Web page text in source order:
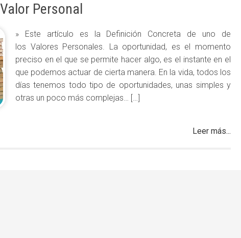
Personal
» Este artículo es la Definición Concreta de uno de
los Valores Personales. La oportunidad, es el momento
preciso en el que se permite hacer algo, es el instante en el
que podemos actuar de cierta manera. En la vida, todos los
días tenemos todo tipo de oportunidades, unas simples y
otras un poco más complejas… […]
Leer más...